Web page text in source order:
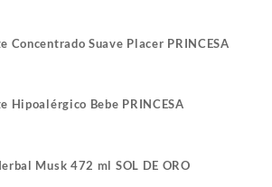
Concentrado Suave Placer PRINCESA
Hipoalérgico Bebe PRINCESA
Musk 472 ml SOL DE ORO